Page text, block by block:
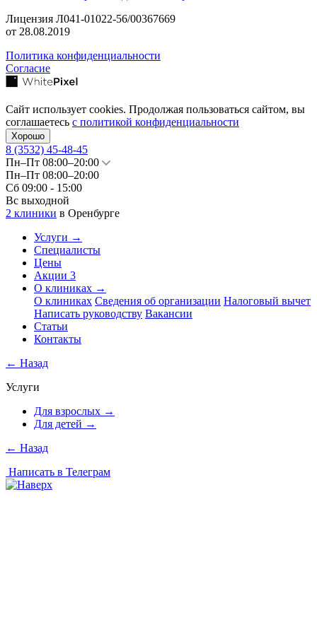
Лицензия Л041-01022-56/00367669
от 28.08.2019
Политика конфиденциальности
Согласие
Сайт использует cookies. Продолжая пользоваться сайтом, вы
соглашаетесь с политикой конфиденциальности
Хорошо
8 (3532) 45-48-45
Пн–Пт 08:00–20:00
Пн–Пт 08:00–20:00
Сб 09:00 - 15:00
Вс выходной
2 клиники в Оренбурге
Услуги →
Специалисты
Цены
Акции 3
О клиниках →
О клиниках Сведения об организации Налоговый вычет
Написать руководству Вакансии
Статьи
Контакты
← Назад
Услуги
Для взрослых →
Для детей →
← Назад
Написать в Телеграм